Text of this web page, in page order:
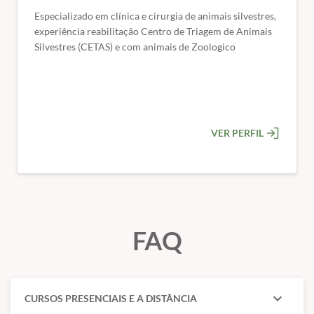
pagamento).
🎯 Público-alvo:Médicos veterinários e acadêmicos de
medicina veterinária
Especializado em clínica e cirurgia de animais silvestres,
experiência reabilitação Centro de Triagem de Animais
Silvestres (CETAS) e com animais de Zoologico
VER PERFIL
FAQ
CURSOS PRESENCIAIS E A DISTÂNCIA expand_more